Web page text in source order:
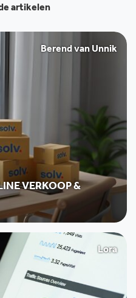
artikelen
Berend van Unnik
VERKOOP &
Lora